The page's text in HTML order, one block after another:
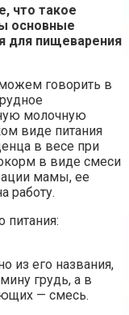
что такое
основные
для пищеварения
говорить в
молочную
виде питания
в весе при
в виде смеси
мамы, ее
работу.
питания:
из его названия,
грудь, а в
— смесь.